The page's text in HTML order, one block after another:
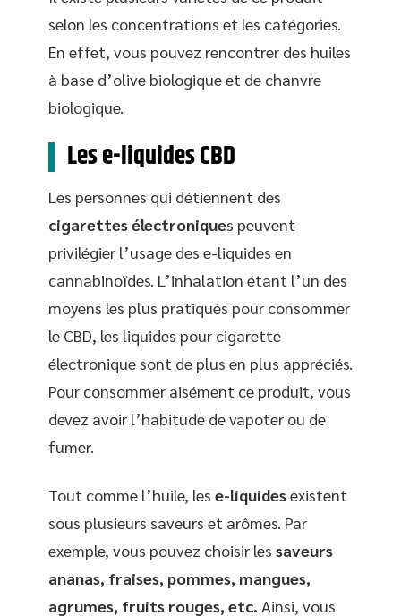
selon les concentrations et les catégories.
En effet, vous pouvez rencontrer des huiles
à base d’olive biologique et de chanvre
biologique.
Les e-liquides CBD
Les personnes qui détiennent des
cigarettes électroniques peuvent
privilégier l’usage des e-liquides en
cannabinoïdes. L’inhalation étant l’un des
moyens les plus pratiqués pour consommer
le CBD, les liquides pour cigarette
électronique sont de plus en plus appréciés.
Pour consommer aisément ce produit, vous
devez avoir l’habitude de vapoter ou de
fumer.
Tout comme l’huile, les e-liquidesexistent
sous plusieurs saveurs et arômes. Par
exemple, vous pouvez choisir les saveurs
ananas, fraises, pommes, mangues,
agrumes, fruits rouges, etc. Ainsi, vous